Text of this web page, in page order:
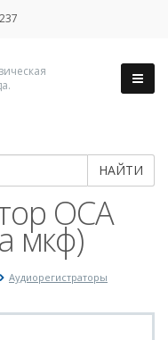
НАЙТИ
ОСА
мкф)
Аудиорегистраторы